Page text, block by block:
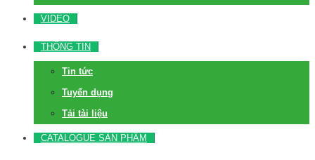
VIDEO
THÔNG TIN
Tin tức
Tuyển dụng
Tải tài liệu
CATALOGUE SẢN PHẨM